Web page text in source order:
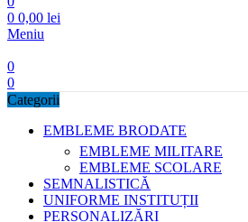
0 0,00 lei
Meniu
0
0
Categorii
EMBLEME BRODATE
EMBLEME MILITARE
EMBLEME SCOLARE
SEMNALISTICĂ
UNIFORME INSTITUȚII
PERSONALIZĂRI